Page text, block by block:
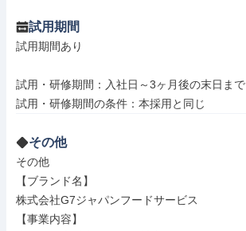
試用期間
試用期間あり
試用・研修期間：入社日～3ヶ月後の末日まで
その他
その他
【ブランド名】
株式会社G7ジャパンフードサービス
【事業内容】